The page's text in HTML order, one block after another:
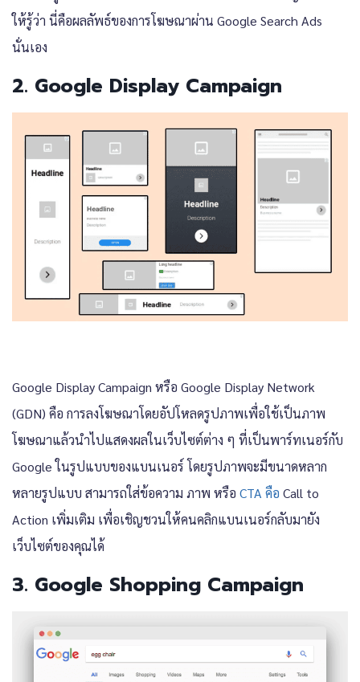
ให้รู้ว่า นี่คือผลลัพธ์ของการโฆษณาผ่าน Google Search Ads
นั่นเอง
2. Google Display Campaign
Google Display Campaign หรือ Google Display Network
(GDN) คือ การลงโฆษณาโดยอัปโหลดรูปภาพเพื่อใช้เป็นภาพ
โฆษณาแล้วนำไปแสดงผลในเว็บไซต์ต่าง ๆ ที่เป็นพาร์ทเนอร์กับ
Google ในรูปแบบของแบนเนอร์ โดยรูปภาพจะมีขนาดหลาก
หลายรูปแบบ สามารถใส่ข้อความ ภาพ หรือ CTA คือ Call to
Action เพิ่มเติม เพื่อเชิญชวนให้คนคลิกแบนเนอร์กลับมายัง
เว็บไซต์ของคุณได้
3. Google Shopping Campaign